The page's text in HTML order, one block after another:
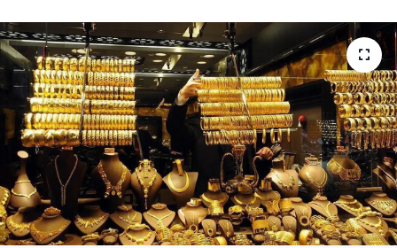
TEKNOLOJİ
YAŞAM
YEREL YÖNETİMLER